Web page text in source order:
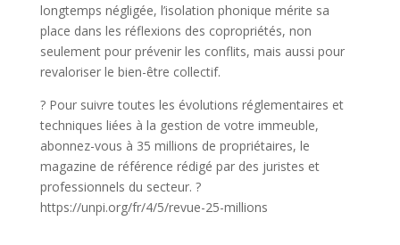
longtemps négligée, l’isolation phonique mérite sa
place dans les réflexions des copropriétés, non
seulement pour prévenir les conflits, mais aussi pour
revaloriser le bien-être collectif.
? Pour suivre toutes les évolutions réglementaires et
techniques liées à la gestion de votre immeuble,
abonnez-vous à 35 millions de propriétaires, le
magazine de référence rédigé par des juristes et
professionnels du secteur. ?
https://unpi.org/fr/4/5/revue-25-millions